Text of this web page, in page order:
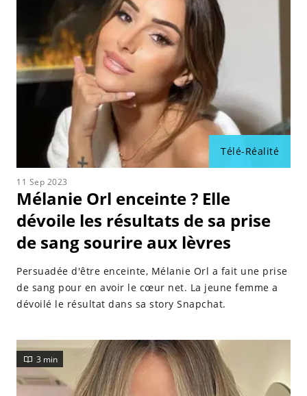
Télé-Réalité
11 Sep 2023
Mélanie Orl enceinte ? Elle
dévoile les résultats de sa prise
de sang sourire aux lèvres
Persuadée d'être enceinte, Mélanie Orl a fait une prise
de sang pour en avoir le cœur net. La jeune femme a
dévoilé le résultat dans sa story Snapchat.
3 min